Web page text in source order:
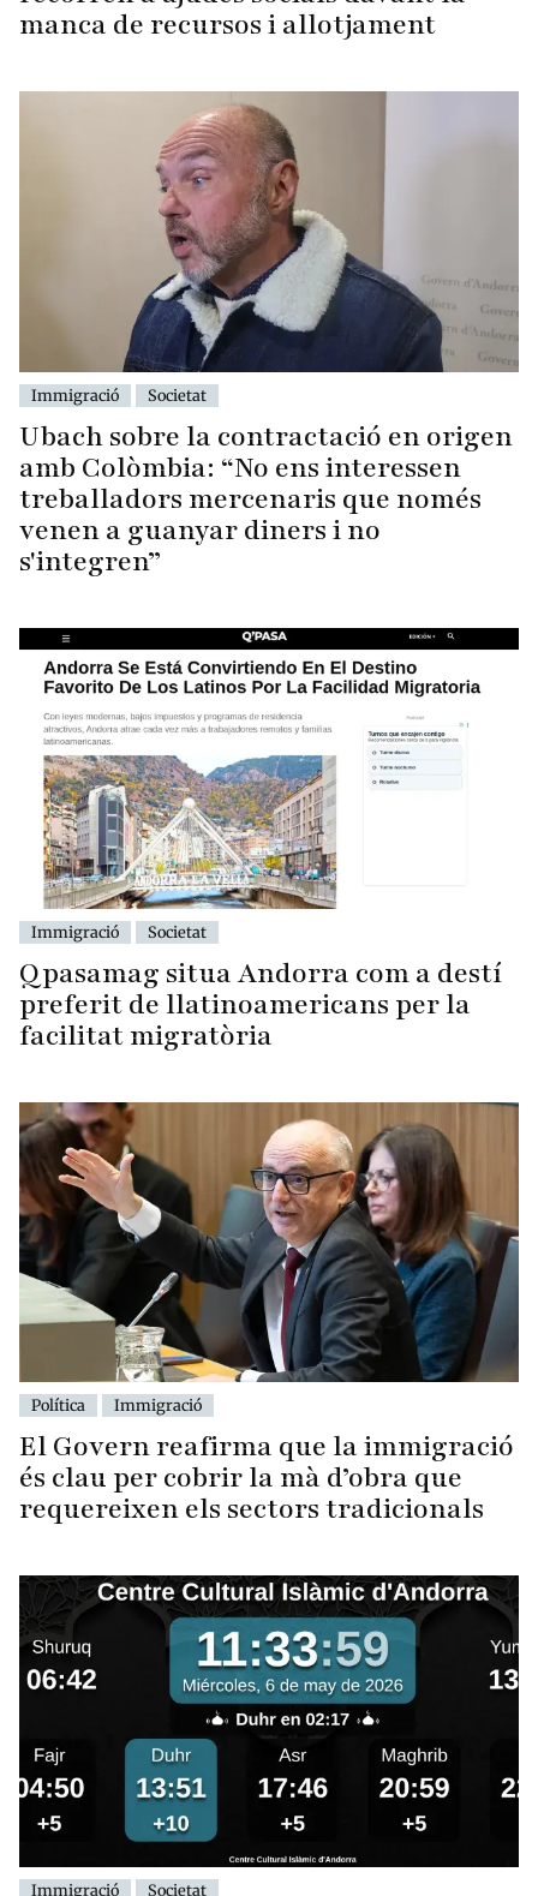
manca de recursos i allotjament
Immigració Societat
Ubach sobre la contractació en origen
amb Colòmbia: “No ens interessen
treballadors mercenaris que només
venen a guanyar diners i no
s'integren”
Immigració Societat
Qpasamag situa Andorra com a destí
preferit de llatinoamericans per la
facilitat migratòria
Política Immigració
El Govern reafirma que la immigració
és clau per cobrir la mà d’obra que
requereixen els sectors tradicionals
Immigració Societat